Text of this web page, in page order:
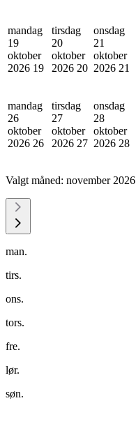
mandag
19
oktober
2026 19
tirsdag
20
oktober
2026 20
onsdag
21
oktober
2026 21
mandag
26
oktober
2026 26
tirsdag
27
oktober
2026 27
onsdag
28
oktober
2026 28
Valgt måned: november 2026
man.
tirs.
ons.
tors.
fre.
lør.
søn.